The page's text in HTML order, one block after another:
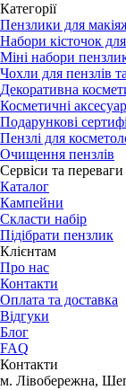
Категорії
Пензлики для
Набори кісточок
Міні набори
Чохли для пензлів
Декоративна
Косметичні
Подарункові
Пензлі для
Очищення пензлів
Сервіси та переваги
Каталог
Кампейни
Скласти набір
Підібрати пензлик
Клієнтам
Про нас
Контакти
Оплата та доставка
Відгуки
Блог
FAQ
Контакти
м. Лівобережна,